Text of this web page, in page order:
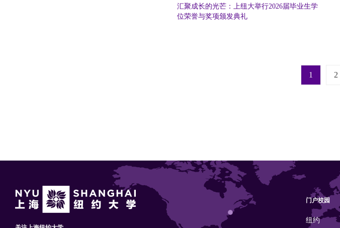
汇聚成长的光芒：上纽大举行2026届毕业生学
位荣誉与奖项颁发典礼
1
2
门户校园
纽约